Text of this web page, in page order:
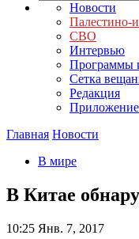
Новости
Палестино-
СВО
Интервью
Программы
Сетка
Редакция
Приложение
Главная Новости
В мире
В Китае
10:25 Янв. 7, 2017